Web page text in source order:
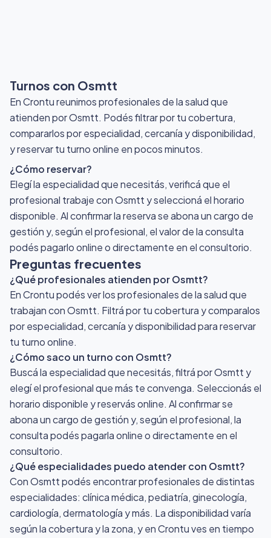
Turnos con Osmtt
En Crontu reunimos profesionales de la salud que
atienden por Osmtt. Podés filtrar por tu cobertura,
compararlos por especialidad, cercanía y disponibilidad,
y reservar tu turno online en pocos minutos.
¿Cómo reservar?
Elegí la especialidad que necesitás, verificá que el
profesional trabaje con Osmtt y seleccioná el horario
disponible. Al confirmar la reserva se abona un cargo de
gestión y, según el profesional, el valor de la consulta
podés pagarlo online o directamente en el consultorio.
Preguntas frecuentes
¿Qué profesionales atienden por Osmtt?
En Crontu podés ver los profesionales de la salud que
trabajan con Osmtt. Filtrá por tu cobertura y comparalos
por especialidad, cercanía y disponibilidad para reservar
tu turno online.
¿Cómo saco un turno con Osmtt?
Buscá la especialidad que necesitás, filtrá por Osmtt y
elegí el profesional que más te convenga. Seleccionás el
horario disponible y reservás online. Al confirmar se
abona un cargo de gestión y, según el profesional, la
consulta podés pagarla online o directamente en el
consultorio.
¿Qué especialidades puedo atender con Osmtt?
Con Osmtt podés encontrar profesionales de distintas
especialidades: clínica médica, pediatría, ginecología,
cardiología, dermatología y más. La disponibilidad varía
según la cobertura y la zona, y en Crontu ves en tiempo